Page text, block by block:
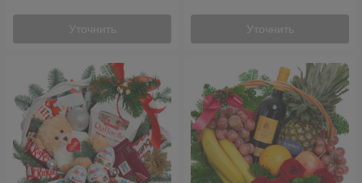
Уточнить Уточнить